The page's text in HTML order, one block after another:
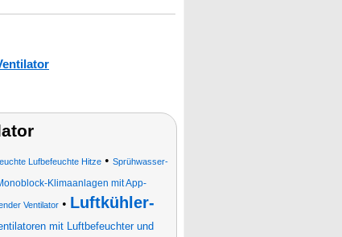
Lufbefeuchte Hitze • Sprühwasser-
Klimaanlagen mit App-
Ventilator • Luftkühler-
mit Luftbefeuchter und